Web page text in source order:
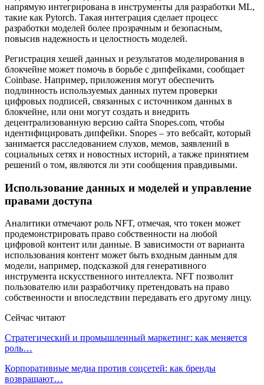
напрямую интегрирована в инструменты для разработки ML,
такие как Pytorch. Такая интеграция сделает процесс
разработки моделей более прозрачным и безопасным,
повысив надежность и целостность моделей.
Регистрация хешей данных и результатов моделирования в
блокчейне может помочь в борьбе с дипфейками, сообщает
Coinbase. Например, приложения могут обеспечить
подлинность используемых данных путем проверки
цифровых подписей, связанных с источником данных в
блокчейне, или они могут создать и внедрить
децентрализованную версию сайта Snopes.com, чтобы
идентифицировать дипфейки. Snopes – это вебсайт, который
занимается расследованием слухов, мемов, заявлений в
социальных сетях и новостных историй, а также принятием
решений о том, являются ли эти сообщения правдивыми.
Использование данных и моделей и управление
правами доступа
Аналитики отмечают роль NFT, отмечая, что токен может
продемонстрировать право собственности на любой
цифровой контент или данные. В зависимости от варианта
использования контент может быть входным данным для
модели, например, подсказкой для генеративного
инструмента искусственного интеллекта. NFT позволит
пользователю или разработчику претендовать на право
собственности и впоследствии передавать его другому лицу.
Сейчас читают
Стратегический и промышленный маркетинг: как меняется
роль…
Корпоративные медиа против соцсетей: как бренды
возвращают…